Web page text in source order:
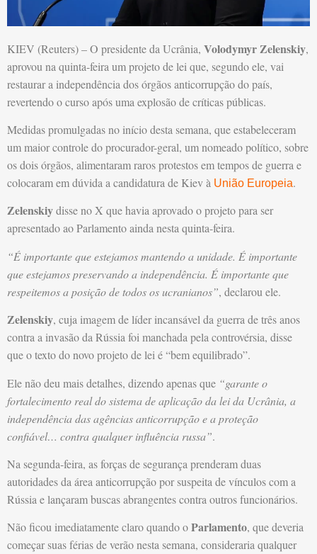
KIEV (Reuters) – O presidente da Ucrânia, Volodymyr Zelenskiy,
aprovou na quinta-feira um projeto de lei que, segundo ele, vai
restaurar a independência dos órgãos anticorrupção do país,
revertendo o curso após uma explosão de críticas públicas.
Medidas promulgadas no início desta semana, que estabeleceram
um maior controle do procurador-geral, um nomeado político, sobre
os dois órgãos, alimentaram raros protestos em tempos de guerra e
colocaram em dúvida a candidatura de Kiev à União Europeia.
Zelenskiydisse no X que havia aprovado o projeto para ser
apresentado ao Parlamento ainda nesta quinta-feira.
“É importante que estejamos mantendo a unidade. É importante
que estejamos preservando a independência. É importante que
respeitemos a posição de todos os ucranianos”, declarou ele.
Zelenskiy, cuja imagem de líder incansável da guerra de três anos
contra a invasão da Rússia foi manchada pela controvérsia, disse
que o texto do novo projeto de lei é “bem equilibrado”.
Ele não deu mais detalhes, dizendo apenas que “garante o
fortalecimento real do sistema de aplicação da lei da Ucrânia, a
independência das agências anticorrupção e a proteção
confiável… contra qualquer influência russa”.
Na segunda-feira, as forças de segurança prenderam duas
autoridades da área anticorrupção por suspeita de vínculos com a
Rússia e lançaram buscas abrangentes contra outros funcionários.
Não ficou imediatamente claro quando oParlamento, que deveria
começar suas férias de verão nesta semana, consideraria qualquer